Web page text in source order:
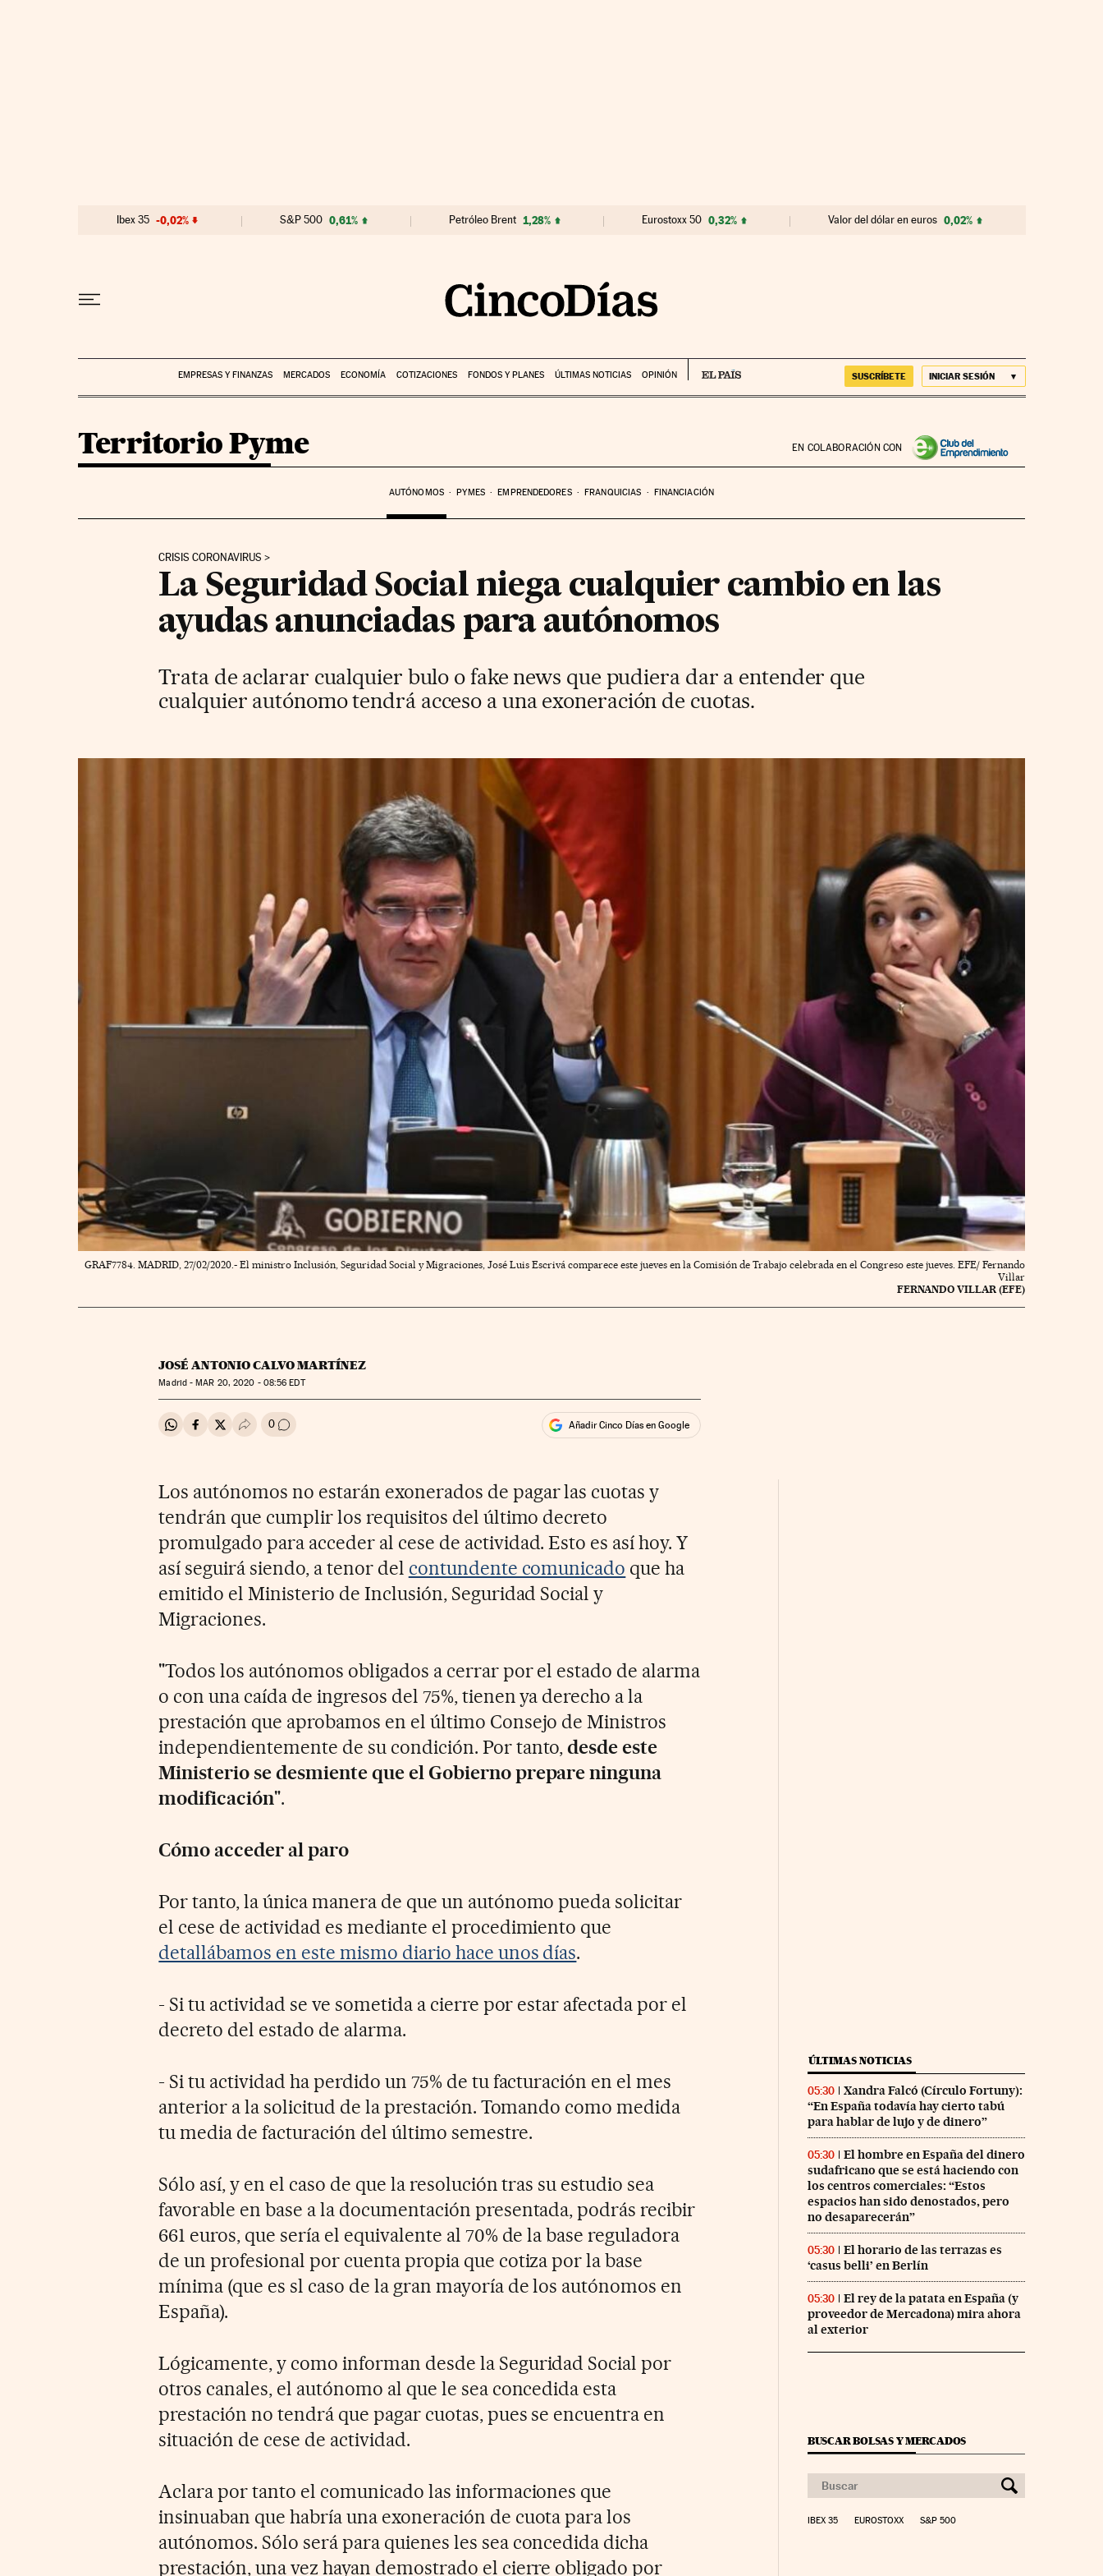
Ibex 35 -0,02% S&P 500 0,61% Petróleo Brent 1,28% Eurostoxx 50 0,32% Valor del dólar en euros 0,02%
EMPRESAS Y FINANZAS MERCADOS ECONOMÍA COTIZACIONES FONDOS Y PLANES ÚLTIMAS NOTICIAS OPINIÓN SUSCRÍBETE INICIAR SESIÓN
EN COLABORACIÓN CON
Territorio Pyme
AUTÓNOMOS PYMES EMPRENDEDORES FRANQUICIAS FINANCIACIÓN
CRISIS CORONAVIRUS
La Seguridad Social niega cualquier cambio en las
ayudas anunciadas para autónomos
Trata de aclarar cualquier bulo o fake news que pudiera dar a entender que
cualquier autónomo tendrá acceso a una exoneración de cuotas.
GRAF7784. MADRID, 27/02/2020.- El ministro Inclusión, Seguridad Social y Migraciones, José Luis Escrivá comparece este jueves en la Comisión de Trabajo celebrada en el Congreso este jueves. EFE/ Fernando
Villar
FERNANDO VILLAR (EFE)
JOSÉ ANTONIO CALVO MARTÍNEZ
Madrid - MAR 20, 2020 - 08:56 EDT
Compartir en Whatsapp
Compartir en Facebook
Compartir en Twitter
Desplegar Redes Sociales
0 Ir a los comentarios Añadir Cinco Días en Google
Los autónomos no estarán exonerados de pagar las cuotas y
tendrán que cumplir los requisitos del último decreto
promulgado para acceder al cese de actividad. Esto es así hoy. Y
así seguirá siendo, a tenor del contundente comunicado que ha
emitido el Ministerio de Inclusión, Seguridad Social y
Migraciones.
"Todos los autónomos obligados a cerrar por el estado de alarma
o con una caída de ingresos del 75%, tienen ya derecho a la
prestación que aprobamos en el último Consejo de Ministros
independientemente de su condición. Por tanto,desde este
Ministerio se desmiente que el Gobierno prepare ninguna
modificación".
Cómo acceder al paro
Por tanto, la única manera de que un autónomo pueda solicitar
el cese de actividad es mediante el procedimiento que
detallábamos en este mismo diario hace unos días.
- Si tu actividad se ve sometida a cierre por estar afectada por el
decreto del estado de alarma.
- Si tu actividad ha perdido un 75% de tu facturación en el mes
anterior a la solicitud de la prestación. Tomando como medida
tu media de facturación del último semestre.
Sólo así, y en el caso de que la resolución tras su estudio sea
favorable en base a la documentación presentada, podrás recibir
661 euros, que sería el equivalente al 70% de la base reguladora
de un profesional por cuenta propia que cotiza por la base
mínima (que es sl caso de la gran mayoría de los autónomos en
España).
Lógicamente, y como informan desde la Seguridad Social por
otros canales, el autónomo al que le sea concedida esta
prestación no tendrá que pagar cuotas, pues se encuentra en
situación de cese de actividad.
Aclara por tanto el comunicado las informaciones que
insinuaban que habría una exoneración de cuota para los
autónomos. Sólo será para quienes les sea concedida dicha
prestación, una vez hayan demostrado el cierre obligado por
ÚLTIMAS NOTICIAS
05:30
Xandra Falcó (Círculo Fortuny):
“En España todavía hay cierto tabú
para hablar de lujo y de dinero”
05:30
El hombre en España del dinero
sudafricano que se está haciendo con
los centros comerciales: “Estos
espacios han sido denostados, pero
no desaparecerán”
05:30
El horario de las terrazas es
‘casus belli’ en Berlín
05:30
El rey de la patata en España (y
proveedor de Mercadona) mira ahora
al exterior
BUSCAR BOLSAS Y MERCADOS
IBEX 35 EUROSTOXX S&P 500